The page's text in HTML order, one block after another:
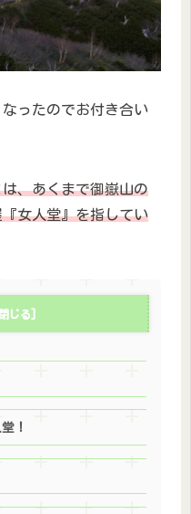
ったのでお付き合い
は、あくまで御嶽山の
女人堂』を指してい
！